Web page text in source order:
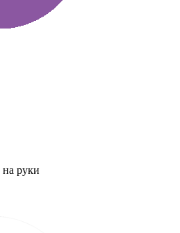
на руки